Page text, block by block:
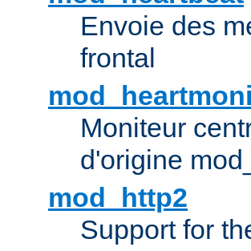
Envoie des
frontal
Moniteur
d'origine
mod_http2
Support for